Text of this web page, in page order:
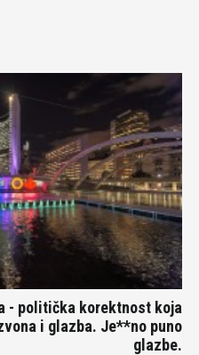
- politička korektnost koja
i glazba. Je**no puno
glazbe.